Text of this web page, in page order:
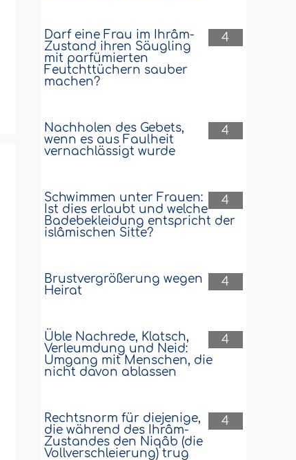
4
Darf eine Frau im Ihrâm-
Zustand ihren Säugling
mit parfümierten
Feutchttüchern sauber
machen?
4
Nachholen des Gebets,
wenn es aus Faulheit
vernachlässigt wurde
4
Schwimmen unter Frauen:
Ist dies erlaubt und welche
Badebekleidung entspricht der
islâmischen Sitte?
4
Brustvergrößerung wegen
Heirat
4
Üble Nachrede, Klatsch,
Verleumdung und Neid:
Umgang mit Menschen, die
nicht davon ablassen
4
Rechtsnorm für diejenige,
die während des Ihrâm-
Zustandes den Niqâb (die
Vollverschleierung) trug